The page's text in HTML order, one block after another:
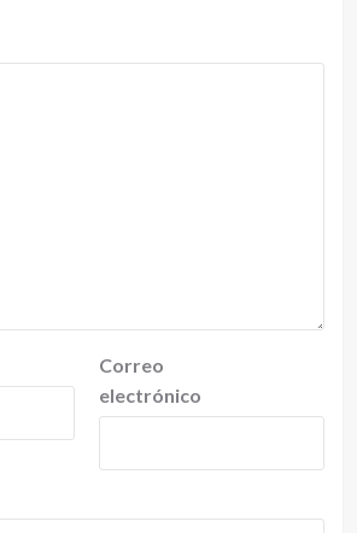
Correo
electrónico